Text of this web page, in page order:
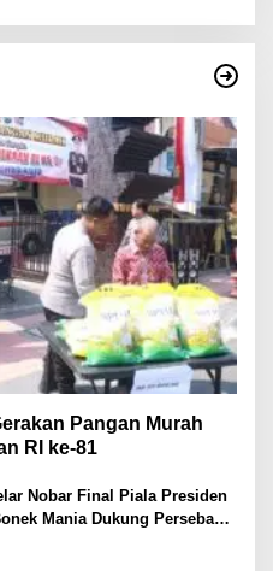
Pangan Murah
RI ke-81
Nobar Final Piala Presiden
Mania Dukung Persebaya